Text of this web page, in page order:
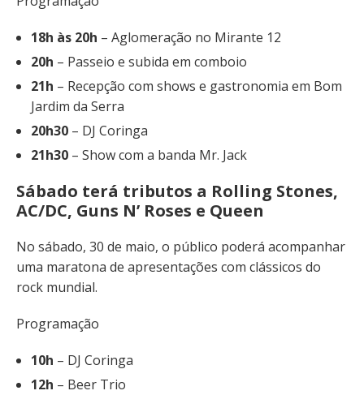
18h às 20h – Aglomeração no Mirante 12
20h – Passeio e subida em comboio
21h – Recepção com shows e gastronomia em Bom
Jardim da Serra
20h30 – DJ Coringa
21h30 – Show com a banda Mr. Jack
Sábado terá tributos a Rolling Stones,
AC/DC, Guns N’ Roses e Queen
No sábado, 30 de maio, o público poderá acompanhar
uma maratona de apresentações com clássicos do
rock mundial.
Programação
10h – DJ Coringa
12h – Beer Trio